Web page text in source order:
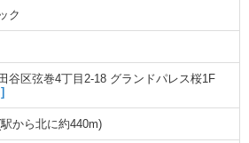
ク
谷区弦巻4丁目2-18 グランドパレス桜1F
から北に約440m)